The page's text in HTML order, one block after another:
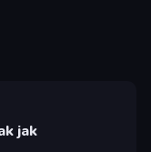
jak